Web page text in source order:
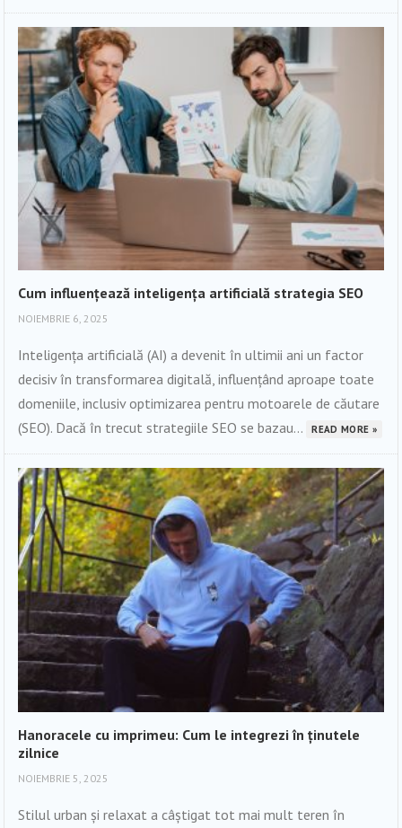
Cum influențează inteligența artificială strategia SEO
NOIEMBRIE 6, 2025
Inteligența artificială (AI) a devenit în ultimii ani un factor
decisiv în transformarea digitală, influențând aproape toate
domeniile, inclusiv optimizarea pentru motoarele de căutare
(SEO). Dacă în trecut strategiile SEO se bazau...
READ MORE »
Hanoracele cu imprimeu: Cum le integrezi în ținutele
zilnice
NOIEMBRIE 5, 2025
Stilul urban și relaxat a câștigat tot mai mult teren în